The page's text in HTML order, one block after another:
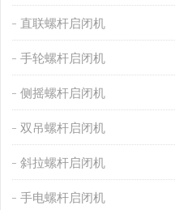
直联螺杆启闭机
手轮螺杆启闭机
侧摇螺杆启闭机
双吊螺杆启闭机
斜拉螺杆启闭机
手电螺杆启闭机